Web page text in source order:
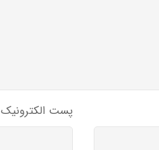
پست الکترونیک